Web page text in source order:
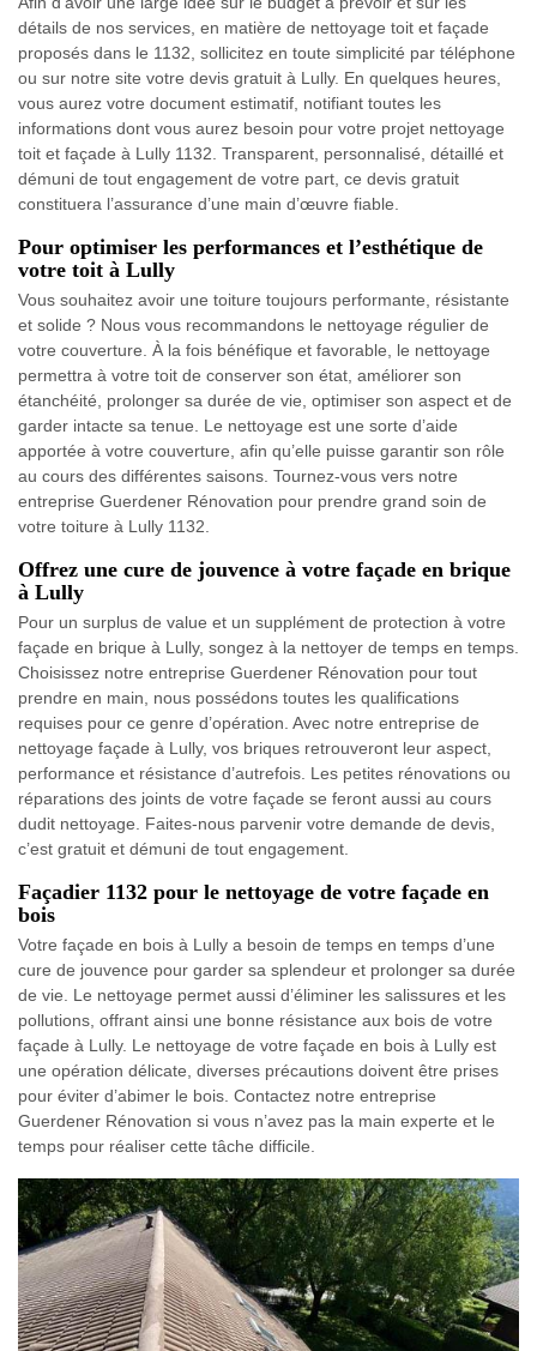
détails de nos services, en matière de nettoyage toit et façade
proposés dans le 1132, sollicitez en toute simplicité par téléphone
ou sur notre site votre devis gratuit à Lully. En quelques heures,
vous aurez votre document estimatif, notifiant toutes les
informations dont vous aurez besoin pour votre projet nettoyage
toit et façade à Lully 1132. Transparent, personnalisé, détaillé et
démuni de tout engagement de votre part, ce devis gratuit
constituera l’assurance d’une main d’œuvre fiable.
Pour optimiser les performances et l’esthétique de
votre toit à Lully
Vous souhaitez avoir une toiture toujours performante, résistante
et solide ? Nous vous recommandons le nettoyage régulier de
votre couverture. À la fois bénéfique et favorable, le nettoyage
permettra à votre toit de conserver son état, améliorer son
étanchéité, prolonger sa durée de vie, optimiser son aspect et de
garder intacte sa tenue. Le nettoyage est une sorte d’aide
apportée à votre couverture, afin qu’elle puisse garantir son rôle
au cours des différentes saisons. Tournez-vous vers notre
entreprise Guerdener Rénovation pour prendre grand soin de
votre toiture à Lully 1132.
Offrez une cure de jouvence à votre façade en brique
à Lully
Pour un surplus de value et un supplément de protection à votre
façade en brique à Lully, songez à la nettoyer de temps en temps.
Choisissez notre entreprise Guerdener Rénovation pour tout
prendre en main, nous possédons toutes les qualifications
requises pour ce genre d’opération. Avec notre entreprise de
nettoyage façade à Lully, vos briques retrouveront leur aspect,
performance et résistance d’autrefois. Les petites rénovations ou
réparations des joints de votre façade se feront aussi au cours
dudit nettoyage. Faites-nous parvenir votre demande de devis,
c’est gratuit et démuni de tout engagement.
Façadier 1132 pour le nettoyage de votre façade en
bois
Votre façade en bois à Lully a besoin de temps en temps d’une
cure de jouvence pour garder sa splendeur et prolonger sa durée
de vie. Le nettoyage permet aussi d’éliminer les salissures et les
pollutions, offrant ainsi une bonne résistance aux bois de votre
façade à Lully. Le nettoyage de votre façade en bois à Lully est
une opération délicate, diverses précautions doivent être prises
pour éviter d’abimer le bois. Contactez notre entreprise
Guerdener Rénovation si vous n’avez pas la main experte et le
temps pour réaliser cette tâche difficile.